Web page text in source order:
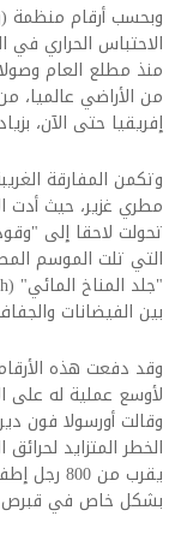
وبحسب أرقام منظمة
الاحتباس الحراري في
إفريقيا حتى الآن، بزيادة 20 بالمئة عن الرقم
وتكمن المفارقة
مطري غزير، حيث أدت
تحولت لاحقا إلى
التي تلت الموسم
بين الفيضانات
وقد دفعت هذه
لأوسع عملية له على
وقالت أورسولا فون
الخطر المتزايد
بشكل خاص في قبرص